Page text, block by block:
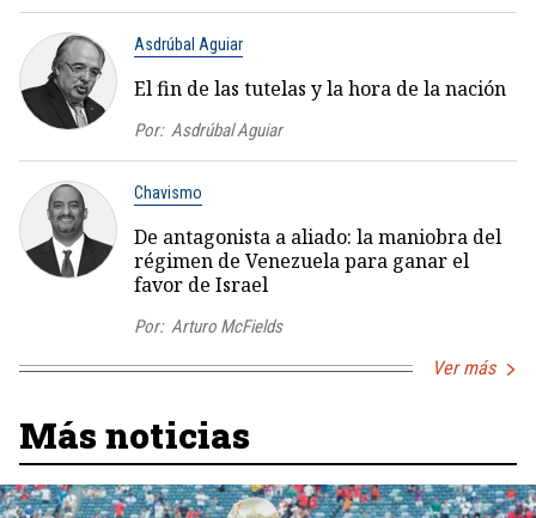
Asdrúbal Aguiar
El fin de las tutelas y la hora de la nación
Por: Asdrúbal Aguiar
Chavismo
De antagonista a aliado: la maniobra del
régimen de Venezuela para ganar el
favor de Israel
Por: Arturo McFields
Ver más
Más noticias